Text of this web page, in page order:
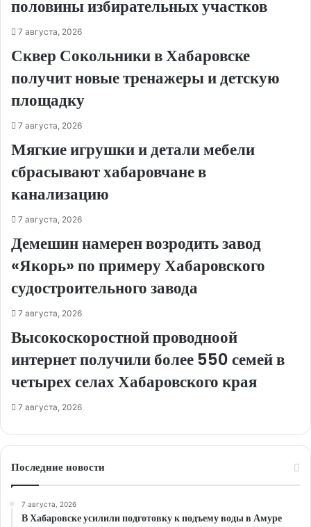
половины избирательных участков
7 августа, 2026
Сквер Сокольники в Хабаровске
получит новые тренажеры и детскую
площадку
7 августа, 2026
Мягкие игрушки и детали мебели
сбрасывают хабаровчане в
канализацию
7 августа, 2026
Демешин намерен возродить завод
«Якорь» по примеру Хабаровского
судостроительного завода
7 августа, 2026
Высокоскоростной проводноой
интернет получили более 550 семей в
четырех селах Хабаровского края
7 августа, 2026
Последние новости
7 августа, 2026
В Хабаровске усилили подготовку к подъему воды в Амуре